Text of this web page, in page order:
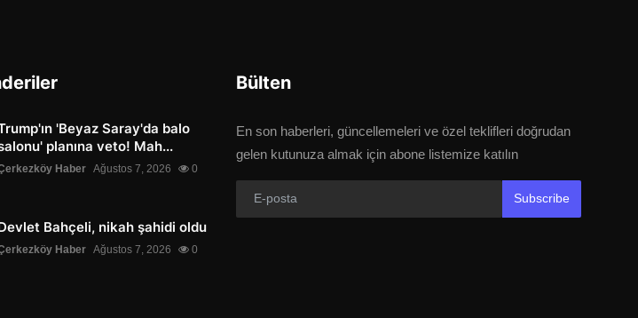
'Beyaz Saray'da balo
planına veto! Mah...
Haber Ağustos 7, 2026 0
Bahçeli, nikah şahidi oldu
Haber Ağustos 7, 2026 0
Bülten
En son haberleri, güncellemeleri ve özel teklifleri doğrudan
gelen kutunuza almak için abone listemize katılın
Subscribe